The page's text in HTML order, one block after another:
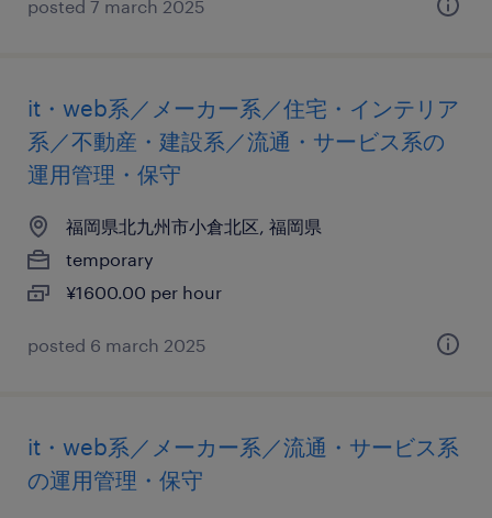
posted 7 march 2025
it・web系／メーカー系／住宅・インテリア
系／不動産・建設系／流通・サービス系の
運用管理・保守
福岡県北九州市小倉北区, 福岡県
temporary
¥1600.00 per hour
posted 6 march 2025
it・web系／メーカー系／流通・サービス系
の運用管理・保守